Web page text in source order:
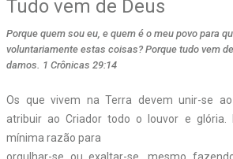
Tudo vem de Deus
Porque quem sou eu, e quem é o meu povo para
voluntariamente estas coisas? Porque tudo vem
damos. 1 Crônicas 29:14
Os que vivem na Terra devem unir-se
atribuir ao Criador todo o louvor e
mínima razão para
orgulhar-se ou exaltar-se, mesmo